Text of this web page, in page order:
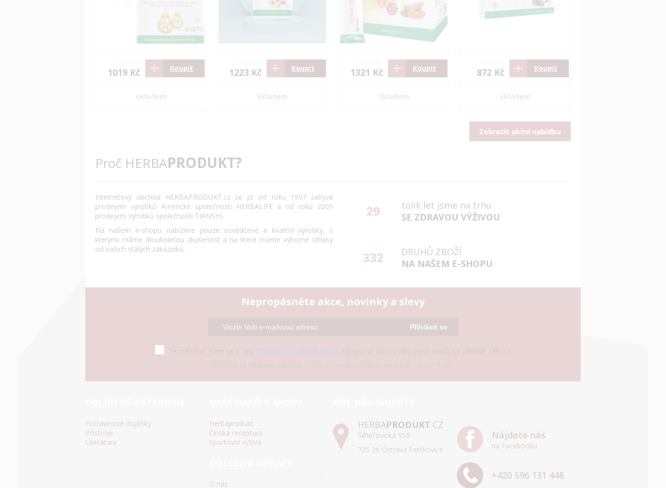
1019 Kč Koupit
skladem
1223 Kč Koupit
skladem
1321 Kč Koupit
skladem
872 Kč Koupit
skladem
Zobrazit akční nabídku
Proč HERBAPRODUKT?
Internetový obchod HERBAPRODUKT.cz se již od roku 1997 zabývá
prodejem výrobků Americké společnosti HERBALIFE a od roku 2009
prodejem výrobků společnosti TIANSHI.
Na našem e-shopu nabízíme pouze osvědčené a kvalitní výrobky, s
kterými máme dlouholetou zkušenost a na které máme výborné ohlasy
od našich stálých zákazníků.
29
tolik let jsme na trhu
SE ZDRAVOU VÝŽIVOU
332
DRUHŮ ZBOŽÍ
NA NAŠEM E-SHOPU
Nepropásněte akce, novinky a slevy
Přihlásit se
Seznámil(a) jsem se s vaší Ochranou osobních údajů, týkající se zpracování mých údajů na základě zákona
Potravinové doplňky
Přístroje
Literatura
Herbaprodukt
Čínská receptura
Sportovní výživa
O nás
HERBAPRODUKT.CZ
Šilheřovická 558
725 29 Ostrava Petřkovice
Nájdete nás
na Facebooku
+420 596 131 448